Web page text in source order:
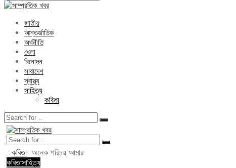
জাতীয়
আন্তর্জাতিক
অর্থনীতি
খেলা
বিনোদন
সারাদেশ
স্বাস্থ্য
সাহিত্য
কবিতা
কবিতা অনেক পরিচয় আমার
কবিতাসাহিত্য